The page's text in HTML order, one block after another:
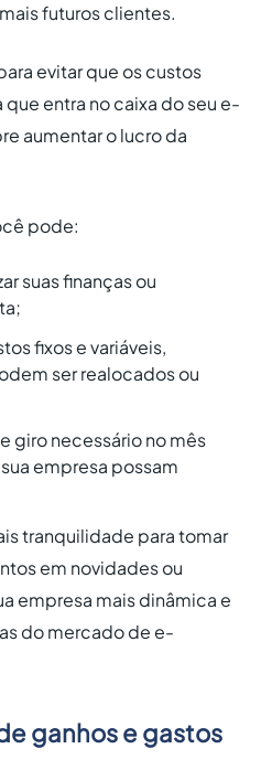
futuros clientes.
evitar que os custos
entra no caixa do seu e-
aumentar o lucro da
pode:
suas finanças ou
fixos e variáveis,
ser realocados ou
giro necessário no mês
empresa possam
tranquilidade para tomar
em novidades ou
empresa mais dinâmica e
do mercado de e-
ganhos e gastos